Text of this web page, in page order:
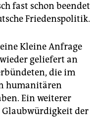
fast schon beendet
Friedenspolitik.
Kleine Anfrage
geliefert an
die im
humanitären
Ein weiterer
Glaubwürdigkeit der